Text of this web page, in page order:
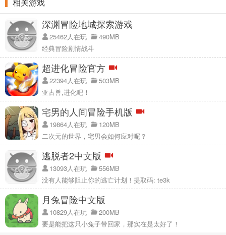
深渊冒险地城探索游戏
25462人在玩
490MB
经典冒险剧情战斗
超进化冒险官方
22394人在玩
503MB
亚古兽,进化吧！
宅男的人间冒险手机版
19864人在玩
120MB
二次元的世界，宅男会如何应对呢？
逃脱者2中文版
13093人在玩
556MB
没有人能够阻止你的逃亡计划！提取码: te3k
月兔冒险中文版
10829人在玩
200MB
要是能把这只小兔子带回家，那实在是太好了！